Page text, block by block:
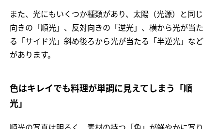
また、光にもいくつか種類があり、太陽（光源）と同じ
向きの「順光」、反対向きの「逆光」、横から光が当た
る「サイド光」斜め後ろから光が当たる「半逆光」など
があります。
色はキレイでも料理が単調に見えてしまう「順
光」